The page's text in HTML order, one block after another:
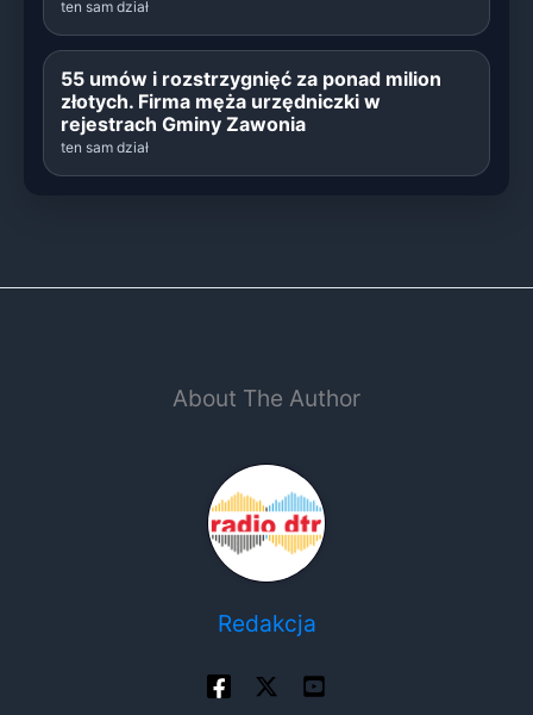
ten sam dział
55 umów i rozstrzygnięć za ponad milion
złotych. Firma męża urzędniczki w
rejestrach Gminy Zawonia
ten sam dział
About The Author
Redakcja